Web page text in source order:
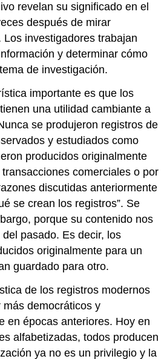
revelan su significado en el
después de mirar
investigadores trabajan
y determinar cómo
de investigación.
importante es que los
una utilidad cambiante a
se produjeron registros de
y estudiados como
producidos originalmente
comerciales o por
discutidas anteriormente
se crean los registros”. Se
porque su contenido nos
pasado. Es decir, los
originalmente para un
guardado para otro.
de los registros modernos
democráticos y
en épocas anteriores. Hoy en
alfabetizadas, todos producen
ya no es un privilegio y la